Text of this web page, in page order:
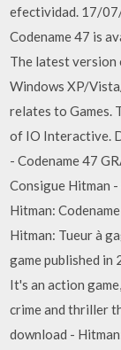
efectividad. 17/
Codename 47 is
The latest version
Windows XP/
relates to Games.
of IO Interactive.
- Codename 47
Consigue Hitman
Hitman:
Hitman: Tueur à
game published in
It's an action
crime and thriller
download -